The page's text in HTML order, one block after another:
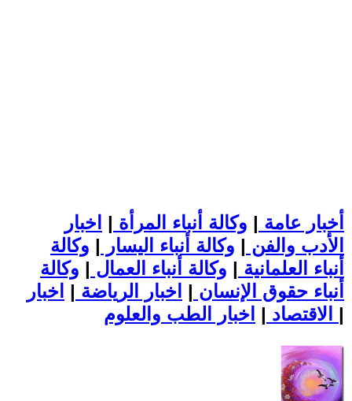
أخبار عامة | وكالة أنباء المرأة | اخبار
الأدب والفن | وكالة أنباء اليسار | وكالة
أنباء العلمانية | وكالة أنباء العمال | وكالة
أنباء حقوق الإنسان | اخبار الرياضة | اخبار
الاقتصاد | |